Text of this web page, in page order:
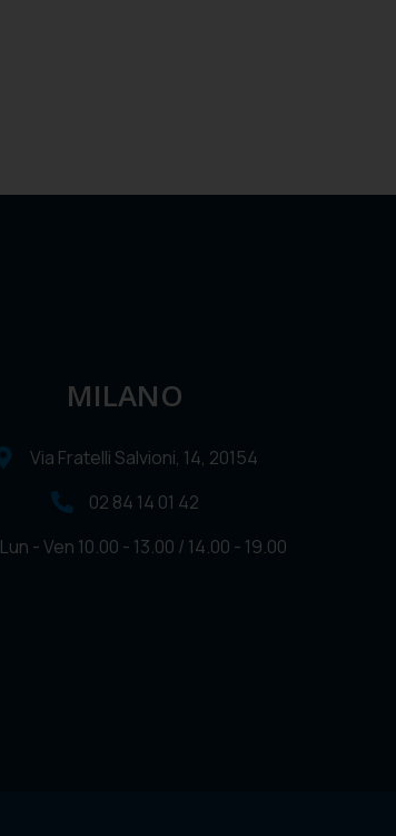
MILANO
Via Fratelli Salvioni, 14, 20154
02 84 14 01 42
Lun - Ven 10.00 - 13.00 / 14.00 - 19.00